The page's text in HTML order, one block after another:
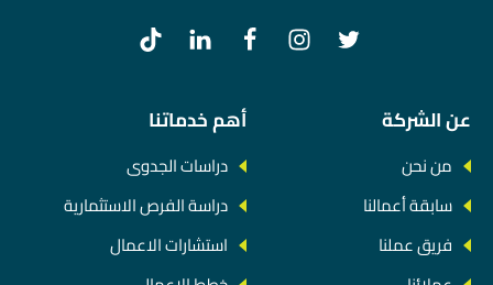
عن الشركة
من نحن
سابقة أعمالنا
فريق عملنا
أهم خدماتنا
دراسات الجدوى
دراسة الفرص الاستثمارية
استشارات الاعمال